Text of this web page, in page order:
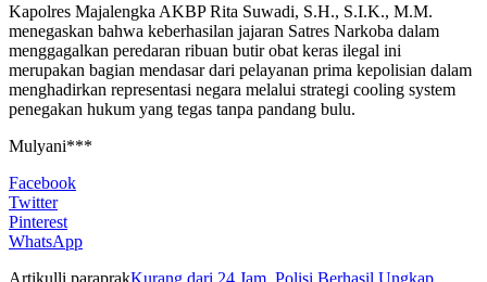
Kapolres Majalengka AKBP Rita Suwadi, S.H., S.I.K., M.M.
menegaskan bahwa keberhasilan jajaran Satres Narkoba dalam
menggagalkan peredaran ribuan butir obat keras ilegal ini
merupakan bagian mendasar dari pelayanan prima kepolisian dalam
menghadirkan representasi negara melalui strategi cooling system
penegakan hukum yang tegas tanpa pandang bulu.
Mulyani***
Facebook
Twitter
Pinterest
WhatsApp
Artikulli paraprakKurang dari 24 Jam, Polisi Berhasil Ungkap